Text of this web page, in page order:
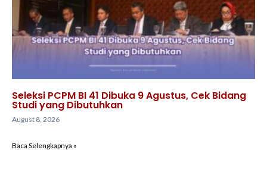
Seleksi PCPM BI 41 Dibuka 9 Agustus, Cek Bidang
Studi yang Dibutuhkan
August 8, 2026
Baca Selengkapnya »